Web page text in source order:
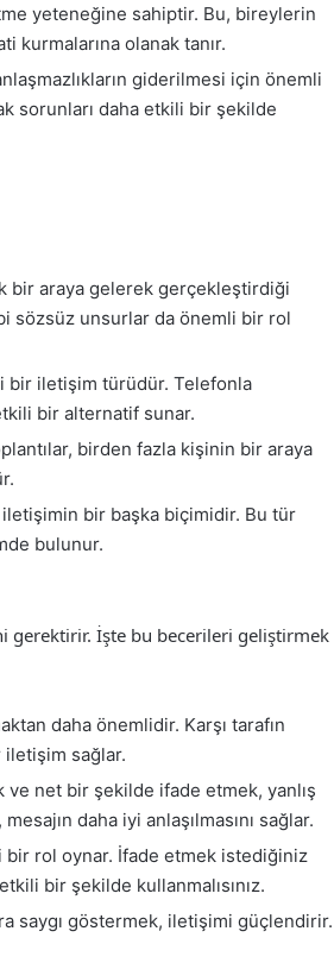
yeteneğine sahiptir. Bu, bireylerin
kurmalarına olanak tanır.
giderilmesi için önemli
sorunları daha etkili bir şekilde
bir araya gelerek gerçekleştirdiği
sözsüz unsurlar da önemli bir rol
bir iletişim türüdür. Telefonla
bir alternatif sunar.
birden fazla kişinin bir araya
iletişimin bir başka biçimidir. Bu tür
bulunur.
gerektirir. İşte bu becerileri geliştirmek
daha önemlidir. Karşı tarafın
iletişim sağlar.
ve net bir şekilde ifade etmek, yanlış
daha iyi anlaşılmasını sağlar.
rol oynar. İfade etmek istediğiniz
bir şekilde kullanmalısınız.
saygı göstermek, iletişimi güçlendirir.